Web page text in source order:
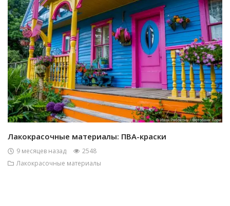
Лакокрасочные материалы: ПВА-краски
9 месяцев назад
2548
Лакокрасочные материалы